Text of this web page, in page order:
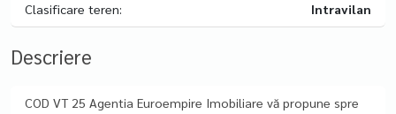
Clasificare teren: Intravilan
Descriere
COD VT 25 Agentia Euroempire Imobiliare vă propune spre